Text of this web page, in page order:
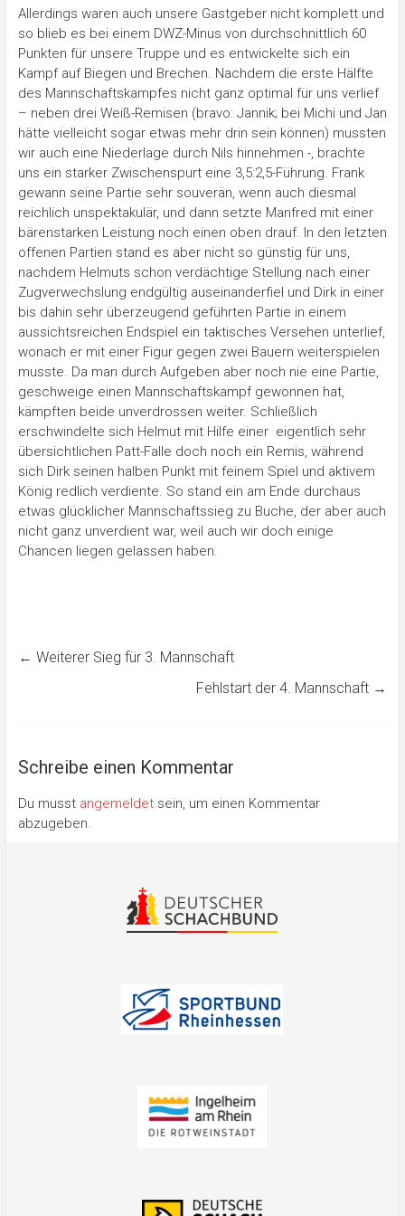
Allerdings waren auch unsere Gastgeber nicht komplett und
so blieb es bei einem DWZ-Minus von durchschnittlich 60
Punkten für unsere Truppe und es entwickelte sich ein
Kampf auf Biegen und Brechen. Nachdem die erste Hälfte
des Mannschaftskampfes nicht ganz optimal für uns verlief
– neben drei Weiß-Remisen (bravo: Jannik; bei Michi und Jan
hätte vielleicht sogar etwas mehr drin sein können) mussten
wir auch eine Niederlage durch Nils hinnehmen -, brachte
uns ein starker Zwischenspurt eine 3,5:2,5-Führung. Frank
gewann seine Partie sehr souverän, wenn auch diesmal
reichlich unspektakulär, und dann setzte Manfred mit einer
bärenstarken Leistung noch einen oben drauf. In den letzten
offenen Partien stand es aber nicht so günstig für uns,
nachdem Helmuts schon verdächtige Stellung nach einer
Zugverwechslung endgültig auseinanderfiel und Dirk in einer
bis dahin sehr überzeugend geführten Partie in einem
aussichtsreichen Endspiel ein taktisches Versehen unterlief,
wonach er mit einer Figur gegen zwei Bauern weiterspielen
musste. Da man durch Aufgeben aber noch nie eine Partie,
geschweige einen Mannschaftskampf gewonnen hat,
kämpften beide unverdrossen weiter. Schließlich
erschwindelte sich Helmut mit Hilfe einer eigentlich sehr
übersichtlichen Patt-Falle doch noch ein Remis, während
sich Dirk seinen halben Punkt mit feinem Spiel und aktivem
König redlich verdiente. So stand ein am Ende durchaus
etwas glücklicher Mannschaftssieg zu Buche, der aber auch
nicht ganz unverdient war, weil auch wir doch einige
Chancen liegen gelassen haben.
← Weiterer Sieg für 3. Mannschaft
Fehlstart der 4. Mannschaft →
Schreibe einen Kommentar
Du musst angemeldetsein, um einen Kommentar
abzugeben.